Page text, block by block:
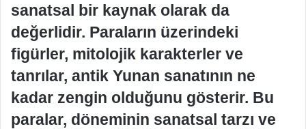
sanatsal bir kaynak olarak da
değerlidir. Paraların üzerindeki
figürler, mitolojik karakterler ve
tanrılar, antik Yunan sanatının ne
kadar zengin olduğunu gösterir. Bu
paralar, döneminin sanatsal tarzı ve